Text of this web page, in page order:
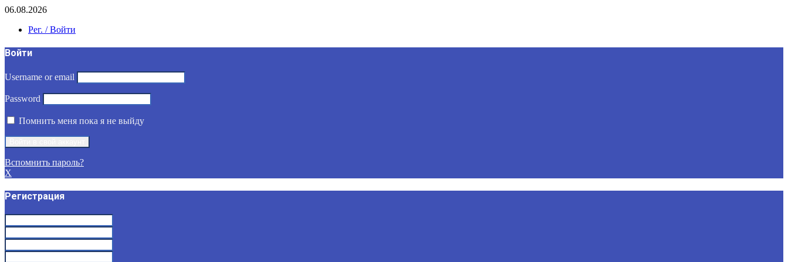
06.08.2026
Рег. / Войти
Войти
Username or email
Password
Помнить меня пока я не выйду
Вспомнить пароль?
X
Регистрация